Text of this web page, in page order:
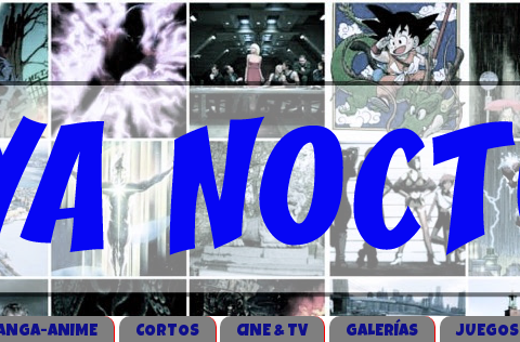
ANIME CORTOS CINE & TV GALERÍAS JUEGOS